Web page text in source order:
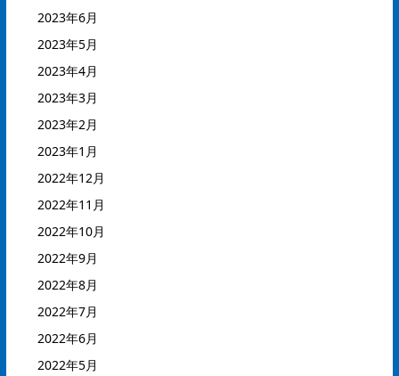
2023年6月
2023年5月
2023年4月
2023年3月
2023年2月
2023年1月
2022年12月
2022年11月
2022年10月
2022年9月
2022年8月
2022年7月
2022年6月
2022年5月